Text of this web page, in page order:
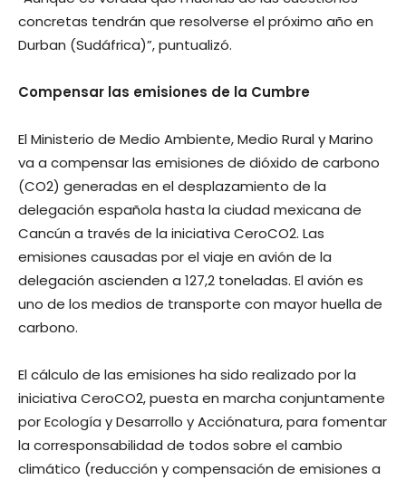
concretas tendrán que resolverse el próximo año en
Durban (Sudáfrica)”, puntualizó.
Compensar las emisiones de la Cumbre
El Ministerio de Medio Ambiente, Medio Rural y Marino
va a compensar las emisiones de dióxido de carbono
(CO2) generadas en el desplazamiento de la
delegación española hasta la ciudad mexicana de
Cancún a través de la iniciativa CeroCO2. Las
emisiones causadas por el viaje en avión de la
delegación ascienden a 127,2 toneladas. El avión es
uno de los medios de transporte con mayor huella de
carbono.
El cálculo de las emisiones ha sido realizado por la
iniciativa CeroCO2, puesta en marcha conjuntamente
por Ecología y Desarrollo y Acciónatura, para fomentar
la corresponsabilidad de todos sobre el cambio
climático (reducción y compensación de emisiones a